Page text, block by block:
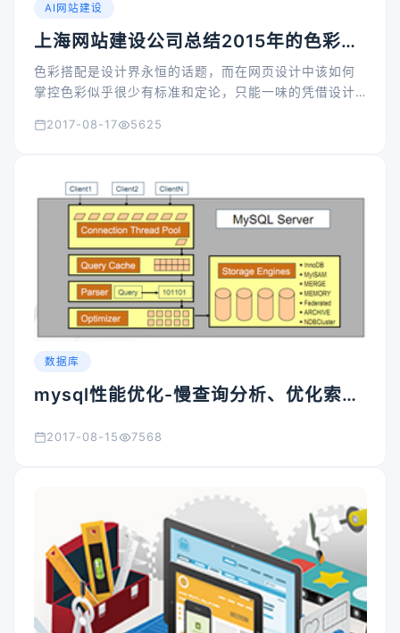
AI网站建设
上海网站建设公司总结2015年的色彩大
致趋势走向
色彩搭配是设计界永恒的话题，而在网页设计中该如何
掌控色彩似乎很少有标准和定论，只能一味的凭借设计
2017-08-17
5625
数据库
mysql性能优化-慢查询分析、优化索引
2017-08-15 7568